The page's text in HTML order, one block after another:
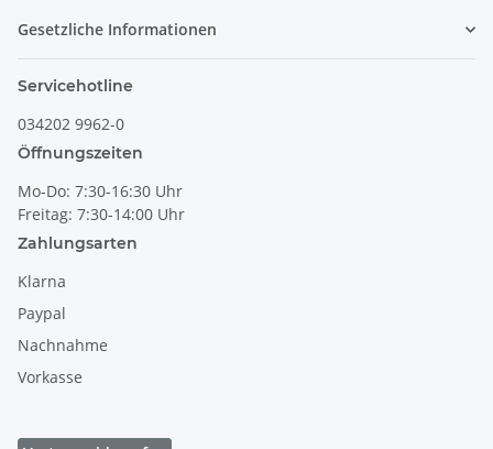
Gesetzliche Informationen
Servicehotline
034202 9962-0
Öffnungszeiten
Mo-Do: 7:30-16:30 Uhr
Freitag: 7:30-14:00 Uhr
Zahlungsarten
Klarna
Paypal
Nachnahme
Vorkasse